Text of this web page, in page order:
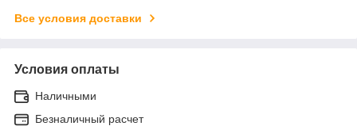
Все условия доставки
Условия оплаты
Наличными
Безналичный расчет